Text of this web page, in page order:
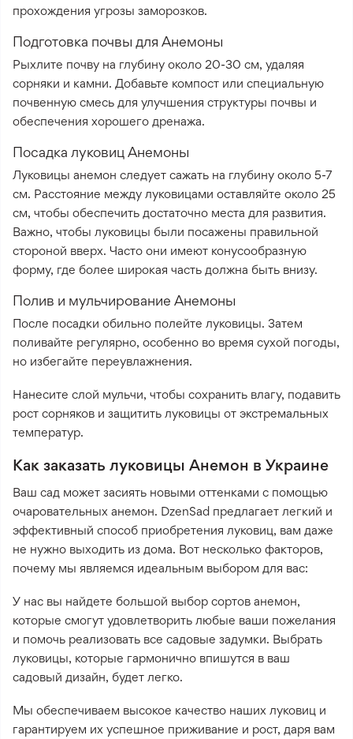
прохождения угрозы заморозков.
Подготовка почвы для Анемоны
Рыхлите почву на глубину около 20-30 см, удаляя
сорняки и камни. Добавьте компост или специальную
почвенную смесь для улучшения структуры почвы и
обеспечения хорошего дренажа.
Посадка луковиц Анемоны
Луковицы анемон следует сажать на глубину около 5-7
см. Расстояние между луковицами оставляйте около 25
см, чтобы обеспечить достаточно места для развития.
Важно, чтобы луковицы были посажены правильной
стороной вверх. Часто они имеют конусообразную
форму, где более широкая часть должна быть внизу.
Полив и мульчирование Анемоны
После посадки обильно полейте луковицы. Затем
поливайте регулярно, особенно во время сухой погоды,
но избегайте переувлажнения.
Нанесите слой мульчи, чтобы сохранить влагу, подавить
рост сорняков и защитить луковицы от экстремальных
температур.
Как заказать луковицы Анемон в Украине
Ваш сад может засиять новыми оттенками с помощью
очаровательных анемон. DzenSad предлагает легкий и
эффективный способ приобретения луковиц, вам даже
не нужно выходить из дома. Вот несколько факторов,
почему мы являемся идеальным выбором для вас:
У нас вы найдете большой выбор сортов анемон,
которые смогут удовлетворить любые ваши пожелания
и помочь реализовать все садовые задумки. Выбрать
луковицы, которые гармонично впишутся в ваш
садовый дизайн, будет легко.
Мы обеспечиваем высокое качество наших луковиц и
гарантируем их успешное приживание и рост, даря вам